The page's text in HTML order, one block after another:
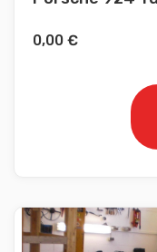
0,00 €